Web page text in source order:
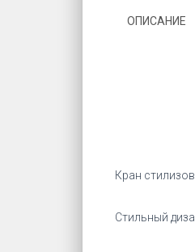
ОПИСАНИЕ
Кран
Стильный